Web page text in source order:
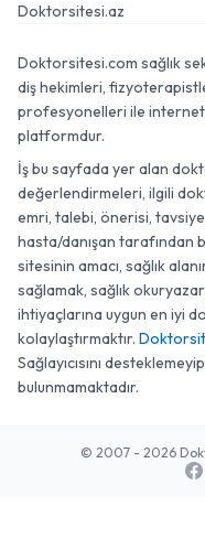
Doktorsitesi.az
Doktorsitesi.com sağlık
diş hekimleri,
profesyonelleri ile internet
platformdur.
İş bu sayfada yer alan
değerlendirmeleri, ilgili
emri, talebi, önerisi,
hasta/danışan tarafından
sitesinin amacı, sağlık
sağlamak, sağlık
ihtiyaçlarına uygun en iyi
kolaylaştırmaktır.
Sağlayıcısını
bulunmamaktadır.
© 2007 - 2026